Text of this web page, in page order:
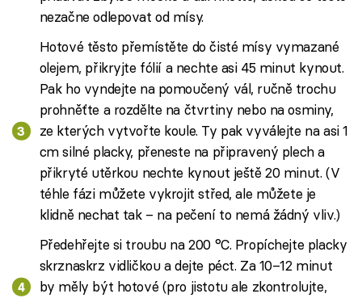
nezačne odlepovat od mísy.
Hotové těsto přemístěte do čisté mísy vymazané
olejem, přikryjte fólií a nechte asi 45 minut kynout.
Pak ho vyndejte na pomoučený vál, ručně trochu
prohněťte a rozdělte na čtvrtiny nebo na osminy,
ze kterých vytvořte koule. Ty pak vyválejte na asi 1
cm silné placky, přeneste na připravený plech a
přikryté utěrkou nechte kynout ještě 20 minut. (V
téhle fázi můžete vykrojit střed, ale můžete je
klidně nechat tak – na pečení to nemá žádný vliv.)
Předehřejte si troubu na 200 °C. Propíchejte placky
skrznaskrz vidličkou a dejte péct. Za 10–12 minut
by měly být hotové (pro jistotu ale zkontrolujte,